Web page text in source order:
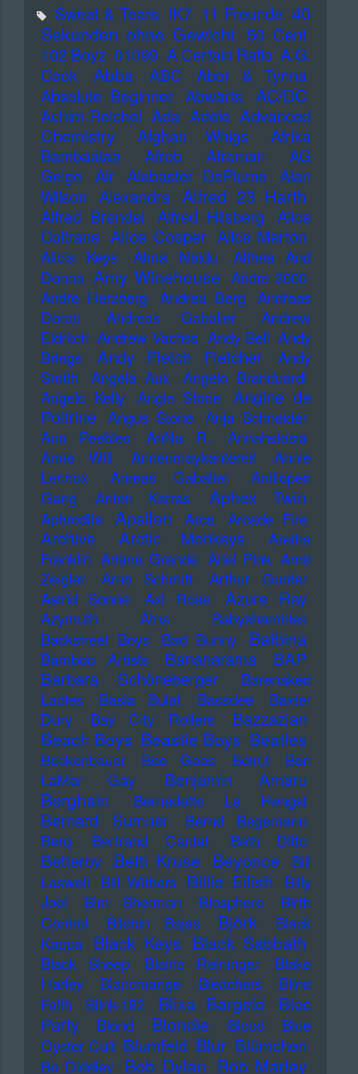
Sweat & Tears !K7 11 Freunde 40
Sekunden ohne Gewicht 50 Cent
102 Boyz 01099 A Certain Ratio A.G.
Cook
Abba ABC
Abor & Tynna
Absolute Beginner Abwärts AC/DC
Achim Reichel Ada Adele Advanced
Chemistry
Afghan Whigs
Afrika
Bambaataa
Afrob Afroman
AG
Geige
Air Alabaster DePlume
Alan
Wilson Alexandra Alfred 23 Harth
Alfred Brendel Alfred Hilsberg
Alice
Coltrane Alice Cooper Alice Merton
Alicia Keys Alma Naidu
Althea And
Donna Amy Winehouse Andre 3000
Andre Herzberg
Andrea Berg
Andreas
Dorau
Andreas Gabalier
Andrew
Eldritch Andrew Vachss Andy Bell Andy
Brings
Andy Fletch Fletcher
Andy
Smith
Angela Aux
Angelo Branduardi
Angelo Kelly
Angie Stone
Angine de
Poitrine Angus Stone Anja Schneider
Ann Peebles
AnNa R.
Annahstasia
Anne Will
Annenmaykantereit
Annie
Lennox
Anreas Gabalier
Antilopen
Gang
Anton Karras Aphex Twin
Aphrodite Apsilon Arca Arcade Fire
Archive Arctic Monkeys
Aretha
Franklin Ariana Grande Ariel Pink Arnd
Zeigler
Arno Schmitt
Arthur Gunter
Astrid Sonne
Axl Rose Azure Ray
Azymuth Ätna
Babyshambles
Backstreet Boys
Bad Bunny Balbina
Bamboo Artists Bananarama
BAP
Barbara Schöneberger
Barenaked
Ladies
Basia Bulat Bassdee
Baxter
Dury
Bay City Rollers Bazzazian
Beach Boys Beastie Boys Beatles
Beckenbauer Bee Gees Beirut
Ben
LaMar Gay
Benjamin Amaru
Berghain Bernadette La Hengst
Bernard Sumner
Bernd Begemann
Berq
Bertrand Cantat Beth Ditto
Betterov Betti Kruse Beyonce
Bill
Laswell
Bill Withers Billie Eilish
Billy
Joel
Bim Sherman Biosphere
Birth
Control
Bitchin Bajas Björk
Black
Kappa Black Keys Black Sabbath
Black Sheep Blaine Reininger
Blake
Harley
Blancmange Bleachers
Blind
Faith
Blink-182 Blixa Bargeld
Bloc
Party
Blond Blondie Blood
Blue
Oyster Cult Blumfeld Blur Blümchen
Bo Diddley Bob Dylan Bob Marley